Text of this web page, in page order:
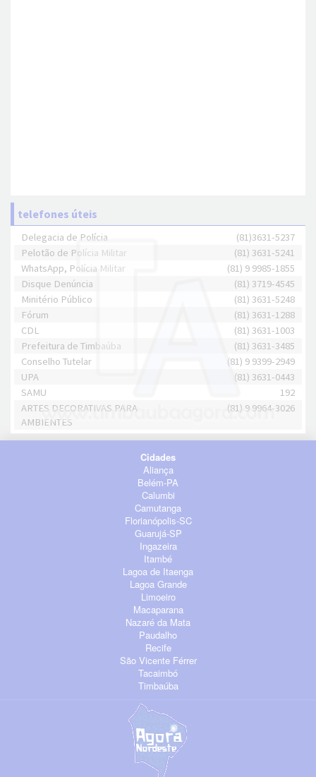
telefones úteis
Delegacia de Polícia
(81)3631-5237
Pelotão de Polícia Militar
(81) 3631-5241
WhatsApp, Polícia Militar
(81) 9 9985-1855
Disque Denúncia
(81) 3719-4545
Minitério Público
(81) 3631-5248
Fórum
(81) 3631-1288
CDL
(81) 3631-1003
Prefeitura de Timbaúba
(81) 3631-3485
Conselho Tutelar
(81) 9 9399-2949
UPA
(81) 3631-0443
SAMU
192
ARTES DECORATIVAS PARA
AMBIENTES
(81) 9 9964-3026
Cidades
Aliança
Belém-PA
Calumbi
Camutanga
Florianópolis-SC
Guarujá-SP
Ingazeira
Itambé
Lagoa de Itaenga
Lagoa Grande
Limoeiro
Macaparana
Nazaré da Mata
Paudalho
Recife
São Vicente Férrer
Tacaimbó
Timbaúba